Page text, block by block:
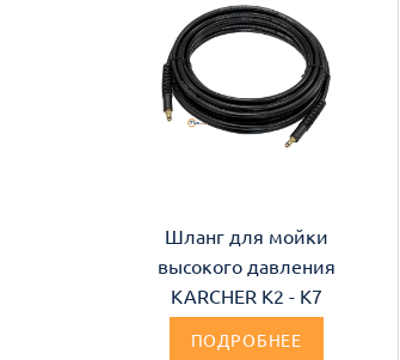
Шланг для мойки
высокого давления
KARCHER К2 - К7
ПОДРОБНЕЕ